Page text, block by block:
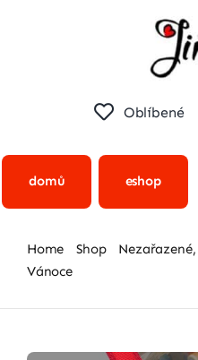
Oblíbené
domů eshop
Home Shop Nezařazené
Vánoce